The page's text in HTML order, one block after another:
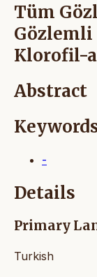
Tüm
Gözlemli
Klorofil-
Abstract
-
Details
Primary
Turkish